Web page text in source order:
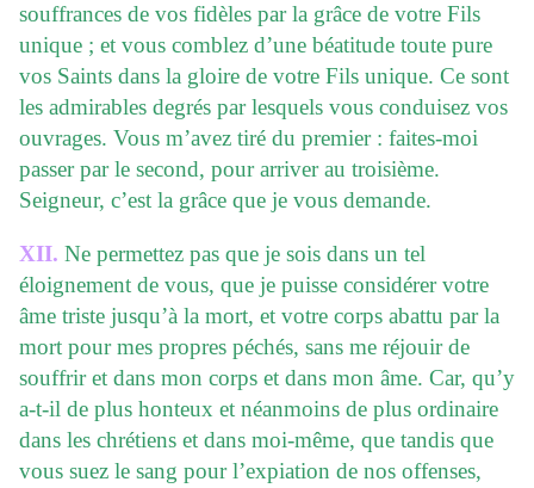
souffrances de vos fidèles par la grâce de votre Fils
unique ; et vous comblez d’une béatitude toute pure
vos Saints dans la gloire de votre Fils unique. Ce sont
les admirables degrés par lesquels vous conduisez vos
ouvrages. Vous m’avez tiré du premier : faites-moi
passer par le second, pour arriver au troisième.
Seigneur, c’est la grâce que je vous demande.
XII. Ne permettez pas que je sois dans un tel
éloignement de vous, que je puisse considérer votre
âme triste jusqu’à la mort, et votre corps abattu par la
mort pour mes propres péchés, sans me réjouir de
souffrir et dans mon corps et dans mon âme. Car, qu’y
a-t-il de plus honteux et néanmoins de plus ordinaire
dans les chrétiens et dans moi-même, que tandis que
vous suez le sang pour l’expiation de nos offenses,